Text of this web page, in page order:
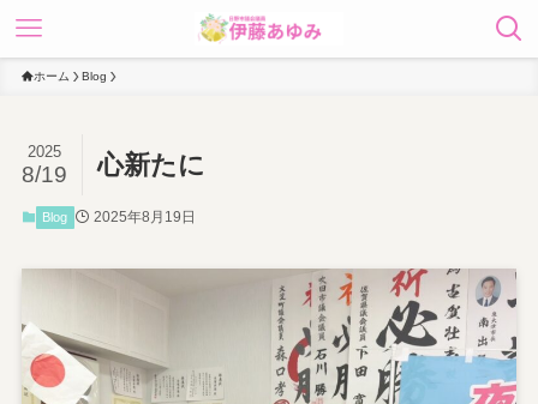
ホーム Blog
心新たに
2025
8/19
Blog 2025年8月19日